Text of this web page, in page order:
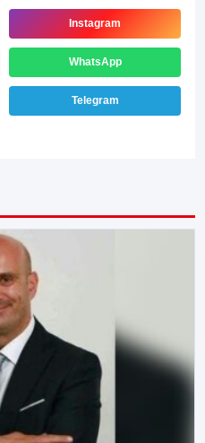
Instagram
WhatsApp
Telegram